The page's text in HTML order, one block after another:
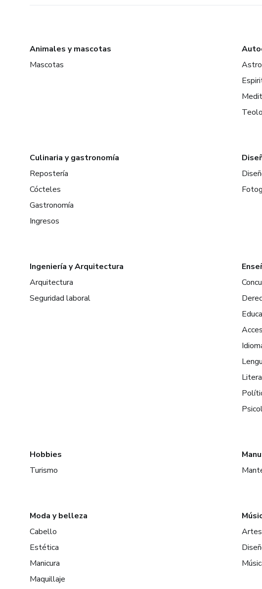
Animales y mascotas
Mascotas
Culinaria y gastronomía
Repostería
Cócteles
Gastronomía
Ingresos
Ingeniería y Arquitectura
Arquitectura
Seguridad laboral
Hobbies
Turismo
Moda y belleza
Cabello
Estética
Manicura
Maquillaje